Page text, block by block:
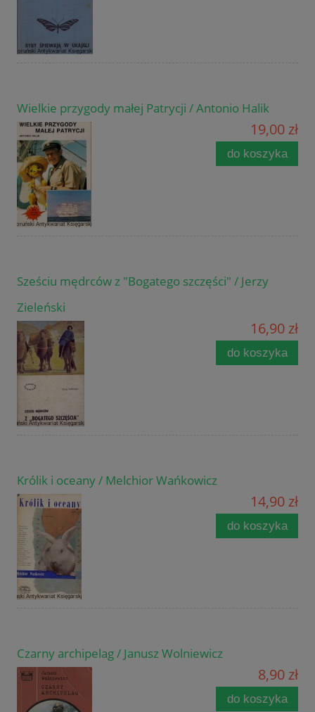
Wielkie przygody małej Patrycji / Antonio Halik
19,00 zł
do koszyka
Sześciu mędrców z "Bogatego szczęści" / Jerzy
Zieleński
16,90 zł
do koszyka
Królik i oceany / Melchior Wańkowicz
14,90 zł
do koszyka
Czarny archipelag / Janusz Wolniewicz
8,90 zł
do koszyka